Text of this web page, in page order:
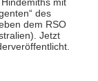
des
dem RSO
Jetzt